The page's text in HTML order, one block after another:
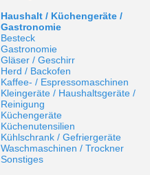
Haushalt / Küchengeräte /
Gastronomie
Besteck
Gastronomie
Gläser / Geschirr
Herd / Backofen
Kaffee- / Espressomaschinen
Kleingeräte / Haushaltsgeräte /
Reinigung
Küchengeräte
Küchenutensilien
Kühlschrank / Gefriergeräte
Waschmaschinen / Trockner
Sonstiges